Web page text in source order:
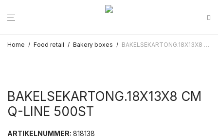
Home / Food retail / Bakery boxes / BAKELSEKARTONG.18X13X8 CM Q-LINE 500ST
BAKELSEKARTONG.18X13X8 CM
Q-LINE 500ST
ARTIKELNUMMER: 818138